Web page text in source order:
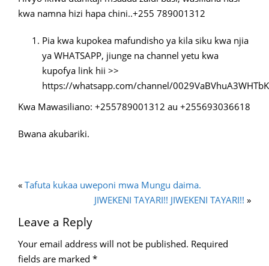
kwa namna hizi hapa chini..+255 789001312
Pia kwa kupokea mafundisho ya kila siku kwa njia
ya WHATSAPP, jiunge na channel yetu kwa
kupofya link hii >>
https://whatsapp.com/channel/
Kwa Mawasiliano: +255789001312 au +255693036618
Bwana akubariki.
« Tafuta kukaa uweponi mwa Mungu daima.
JIWEKENI TAYARI!! JIWEKENI TAYARI!! »
Leave a Reply
Your email address will not be published. Required
fields are marked *